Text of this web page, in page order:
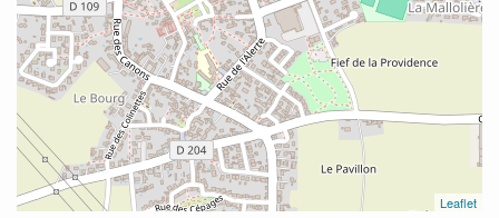
Leaflet